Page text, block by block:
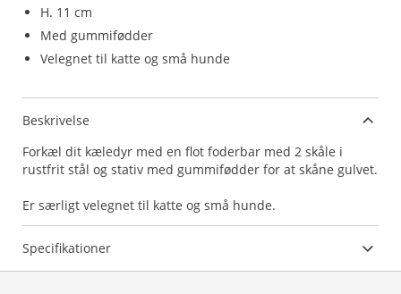
H. 11 cm
Med gummifødder
Velegnet til katte og små hunde
Beskrivelse
Forkæl dit kæledyr med en flot foderbar med 2 skåle i
rustfrit stål og stativ med gummifødder for at skåne gulvet.
Er særligt velegnet til katte og små hunde.
Specifikationer